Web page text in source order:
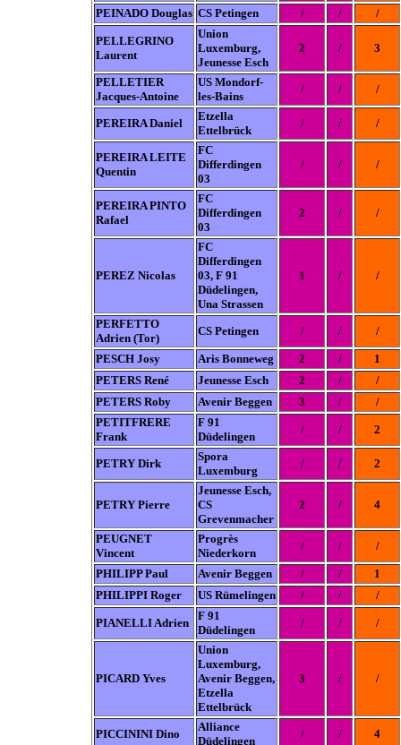
PEINADO Douglas CS Petingen / / /
PELLEGRINO
Laurent
Union
Luxemburg,
Jeunesse Esch
2 / 3
PELLETIER
Jacques-Antoine
US Mondorf-
les-Bains
/ / /
PEREIRA Daniel
Etzella
Ettelbrück
/ / /
PEREIRA LEITE
Quentin
FC
Differdingen
03
/ / /
PEREIRA PINTO
Rafael
FC
Differdingen
03
2 / /
PEREZ Nicolas
FC
Differdingen
03, F 91
Düdelingen,
Una Strassen
1 / /
PERFETTO
Adrien (Tor)
CS Petingen / / /
PESCH Josy Aris Bonneweg 2 /
1
PETERS René
Jeunesse Esch 2 /
/
PETERS Roby
Avenir Beggen 3 /
/
PETITFRERE
Frank
F 91
Düdelingen
/ / 2
PETRY Dirk
Spora
Luxemburg
/ / 2
PETRY Pierre
Jeunesse Esch,
CS
Grevenmacher
2 / 4
PEUGNET
Vincent
Progrès
Niederkorn
/ / /
PHILIPP Paul Avenir Beggen / /
1
PHILIPPI Roger
US Rümelingen / / /
PIANELLI Adrien
F 91
Düdelingen
/ / /
PICARD Yves
Union
Luxemburg,
Avenir Beggen,
Etzella
Ettelbrück
3 / /
PICCININI Dino
Alliance
Düdelingen
/ / 4